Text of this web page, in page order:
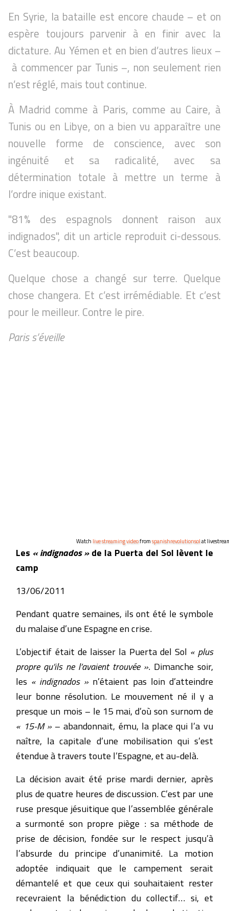
En Syrie, la bataille est encore chaude – et on
espère toujours parvenir à en finir avec la
dictature. Au Yémen et en bien d’autres lieux –
à commencer par Tunis –, non seulement rien
n’est réglé, mais tout continue.
À Madrid comme à Paris, comme au Caire, à
Tunis ou en Libye, on a bien vu apparaître une
nouvelle forme de conscience, avec son
ingénuité et sa radicalité, avec sa
détermination totale à mettre un terme à
l’ordre inique existant.
"81% des espagnols donnent raison aux
indignados", dit un article reproduit ci-dessous.
C’est beaucoup.
Quelque chose a changé sur terre. Quelque
chose changera. Et c’est irrémédiable. Et c’est
pour le meilleur. Contre le pire.
Paris s’éveille
Watch live streaming videofromspanishrevolutionsolat
Les « indignados »de la Puerta del Sol lèvent le
camp
13/06/2011
Pendant quatre semaines, ils ont été le symbole
du malaise d’une Espagne en crise.
L’objectif était de laisser la Puerta del Sol « plus
propre qu’ils ne l’avaient trouvée ». Dimanche soir,
les « indignados »n’étaient pas loin d’atteindre
leur bonne résolution. Le mouvement né il y a
presque un mois – le 15 mai, d’où son surnom de
« 15-M »– abandonnait, ému, la place qui l’a vu
naître, la capitale d’une mobilisation qui s’est
étendue à travers toute l’Espagne, et au-delà.
La décision avait été prise mardi dernier, après
plus de quatre heures de discussion. C’est par une
ruse presque jésuitique que l’assemblée générale
a surmonté son propre piège : sa méthode de
prise de décision, fondée sur le respect jusqu’à
l’absurde du principe d’unanimité. La motion
adoptée indiquait que le campement serait
démantelé et que ceux qui souhaitaient rester
recevraient la bénédiction du collectif… si, et